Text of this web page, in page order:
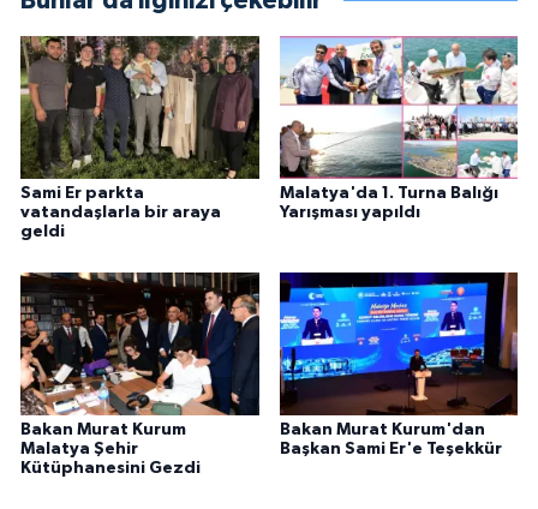
Sami Er parkta
vatandaşlarla bir araya
geldi
Malatya'da 1. Turna Balığı
Yarışması yapıldı
Bakan Murat Kurum
Malatya Şehir
Kütüphanesini Gezdi
Bakan Murat Kurum'dan
Başkan Sami Er'e Teşekkür